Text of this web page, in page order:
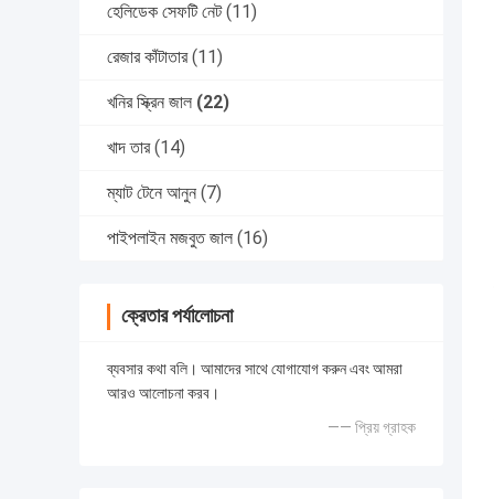
হেলিডেক সেফটি নেট (11)
রেজার কাঁটাতার (11)
খনির স্ক্রিন জাল (22)
খাদ তার (14)
ম্যাট টেনে আনুন (7)
পাইপলাইন মজবুত জাল (16)
ক্রেতার পর্যালোচনা
ব্যবসার কথা বলি। আমাদের সাথে যোগাযোগ করুন এবং আমরা
আরও আলোচনা করব।
—— প্রিয় গ্রাহক